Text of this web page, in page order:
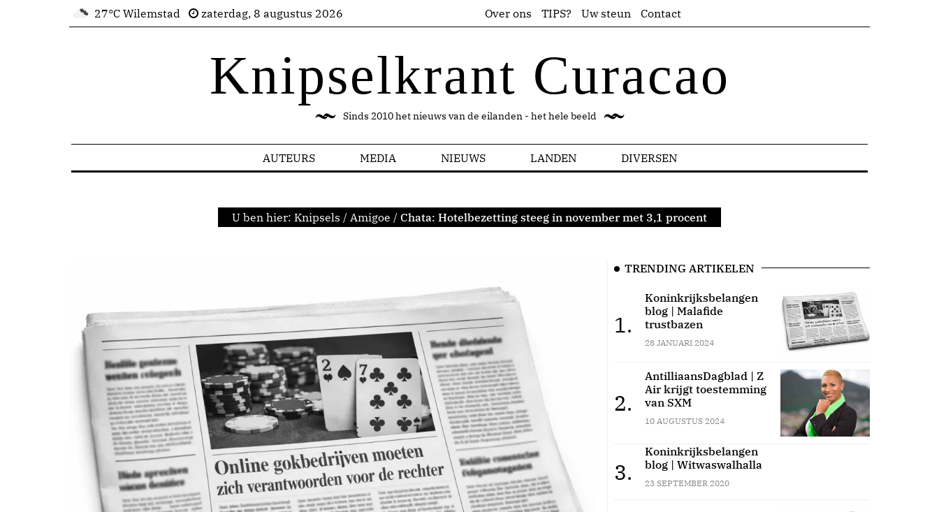
27°C Wilemstad zaterdag, 8 augustus 2026 Over ons TIPS? Uw steun Contact
Knipselkrant Curacao
Sinds 2010 het nieuws van de eilanden - het hele beeld
AUTEURS MEDIA NIEUWS LANDEN DIVERSEN
U ben hier: Knipsels / Amigoe / Chata: Hotelbezetting steeg in november met 3,1 procent
TRENDING ARTIKELEN
1.
Koninkrijksbelangen
blog | Malafide
trustbazen
28 JANUARI 2024
2.
AntilliaansDagblad | Z
Air krijgt toestemming
van SXM
10 AUGUSTUS 2024
3.
Koninkrijksbelangen
blog | Witwaswalhalla
23 SEPTEMBER 2020